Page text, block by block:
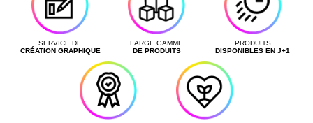
SERVICE DE
CRÉATION GRAPHIQUE
LARGE GAMME
DE PRODUITS
PRODUITS
DISPONIBLES EN J+1